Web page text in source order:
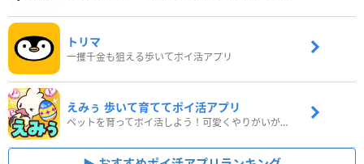
トリマ
一攫千金も狙える歩いてポイ活アプリ
えみぅ 歩いて育ててポイ活アプリ
ペットを育ってポイ活しよう！可愛くやりがいがある新感覚アプリ